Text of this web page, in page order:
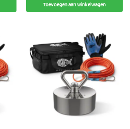
Toevoegen aan winkelwagen